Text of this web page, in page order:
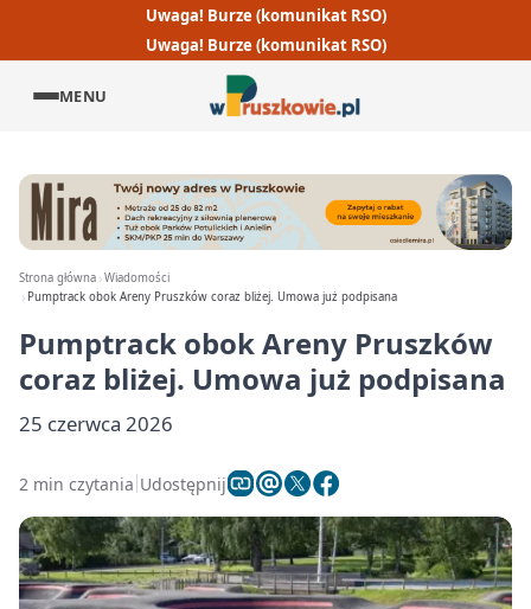
Uwaga! Burze (komunikat RSO)
Uwaga! Burze (komunikat RSO)
MENU
Strona główna Wiadomości
Pumptrack obok Areny Pruszków coraz bliżej. Umowa już podpisana
Pumptrack obok Areny Pruszków
coraz bliżej. Umowa już podpisana
25 czerwca 2026
2 min czytania Udostępnij